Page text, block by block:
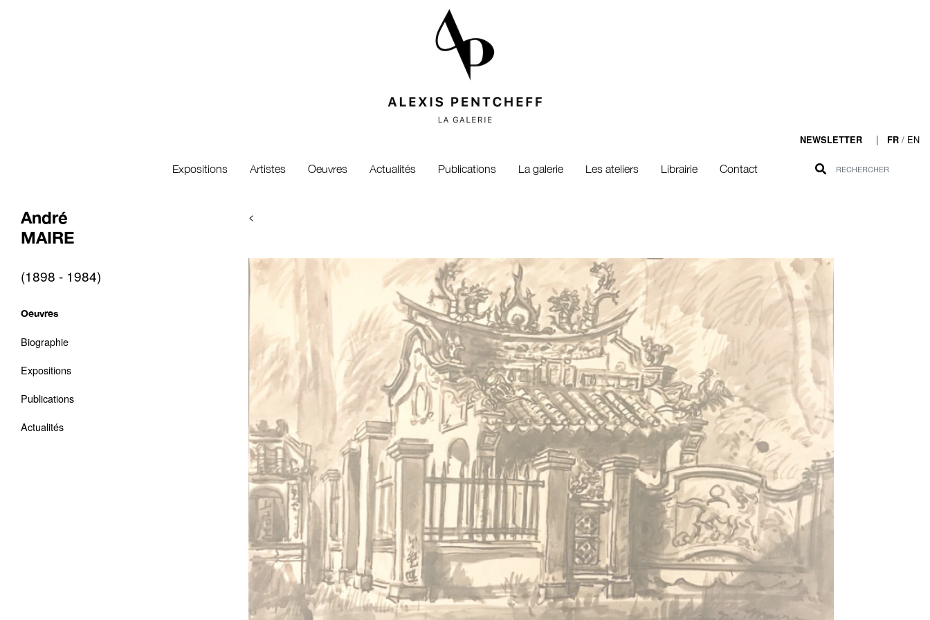
NEWSLETTER | FR / EN
Expositions Artistes Oeuvres Actualités Publications La galerie Les ateliers Librairie Contact
André
MAIRE
(1898 - 1984)
Oeuvres
Biographie
Expositions
Publications
Actualités
<